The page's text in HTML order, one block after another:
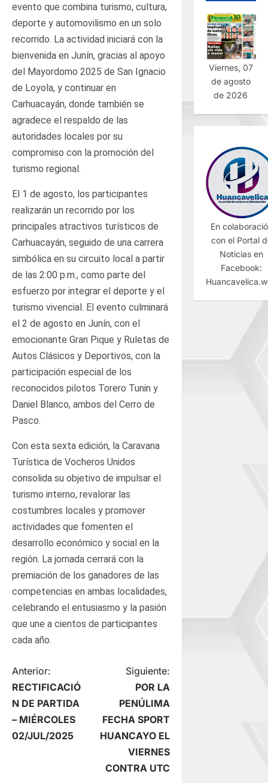
evento que combina turismo, cultura,
deporte y automovilismo en un solo
recorrido. La actividad iniciará con la
bienvenida en Junín, gracias al apoyo
del Mayordomo 2025 de San Ignacio
de Loyola, y continuar en
Carhuacayán, donde también se
agradece el respaldo de las
autoridades locales por su
compromiso con la promoción del
turismo regional.
El 1 de agosto, los participantes
realizarán un recorrido por los
principales atractivos turísticos de
Carhuacayán, seguido de una carrera
simbólica en su circuito local a partir
de las 2:00 p.m., como parte del
esfuerzo por integrar el deporte y el
turismo vivencial. El evento culminará
el 2 de agosto en Junín, con el
emocionante Gran Pique y Ruletas de
Autos Clásicos y Deportivos, con la
participación especial de los
reconocidos pilotos Torero Tunin y
Daniel Blanco, ambos del Cerro de
Pasco.
Con esta sexta edición, la Caravana
Turística de Vocheros Unidos
consolida su objetivo de impulsar el
turismo interno, revalorar las
costumbres locales y promover
actividades que fomenten el
desarrollo económico y social en la
región. La jornada cerrará con la
premiación de los ganadores de las
competencias en ambas localidades,
celebrando el entusiasmo y la pasión
que une a cientos de participantes
cada año.
N
a
v
Anterior:
RECTIFICACIÓ
N DE PARTIDA
– MIÉRCOLES
02/JUL/2025
Siguiente:
POR LA
PENÚLIMA
FECHA SPORT
HUANCAYO EL
VIERNES
CONTRA UTC
Viernes, 07
de agosto
de 2026
En
con el Portal
Noticias en
Facebook: